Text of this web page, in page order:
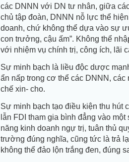
các DNNN với DN tư nhân, giữa
chủ tập đoàn, DNNN nỗ lực thể
doanh, chứ không thể dựa vào sự
con trưởng, cậu ấm”. Không thể
với nhiệm vụ chính trị, công ích, lãi
Sự minh bạch là liều độc dược
ẩn nấp trong cơ thể các DNNN, các
chế xin- cho.
Sự minh bạch tạo điều kiện thu hút
lẫn FDI tham gia bình đẳng vào
năng kinh doanh ngự trị, tuân thủ
trường đúng nghĩa, cũng tức là trả
không thể đảo lộn trắng đen, đúng